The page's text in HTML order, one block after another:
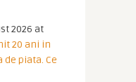
2026 at
20 ani in
de piata. Ce